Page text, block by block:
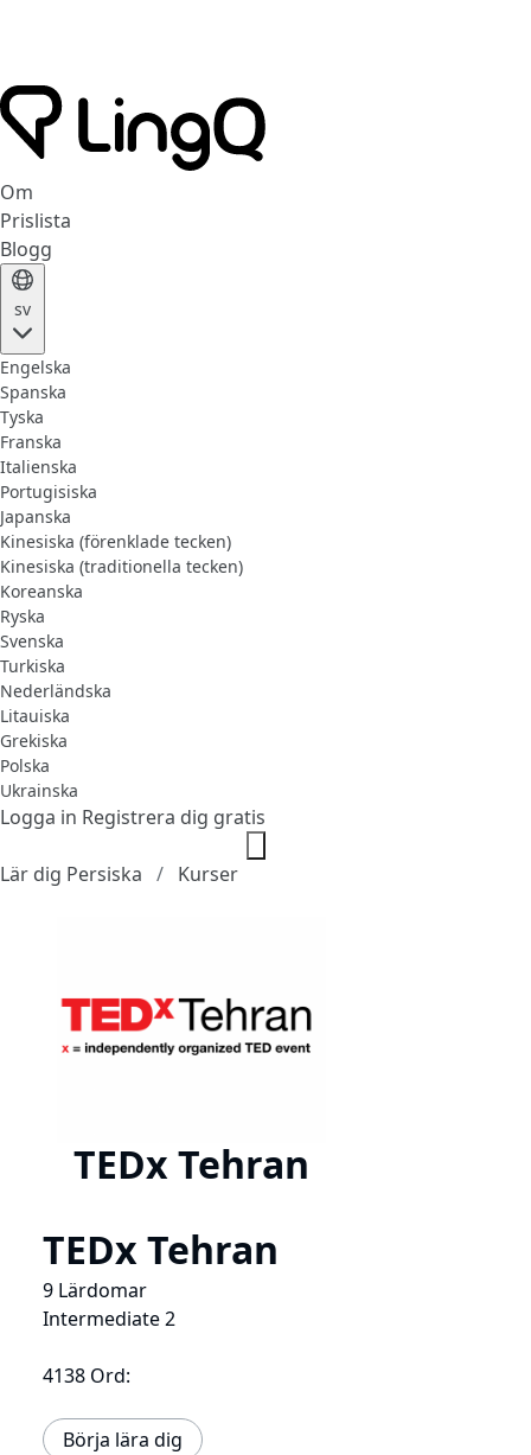
Om
Prislista
Blogg
sv
Engelska
Spanska
Tyska
Franska
Italienska
Portugisiska
Japanska
Kinesiska (förenklade tecken)
Kinesiska (traditionella tecken)
Koreanska
Ryska
Svenska
Turkiska
Nederländska
Litauiska
Grekiska
Polska
Ukrainska
Logga in Registrera dig gratis
Lär dig Persiska Kurser
TEDx Tehran
TEDx Tehran
9 Lärdomar
Intermediate 2
4138 Ord:
Börja lära dig